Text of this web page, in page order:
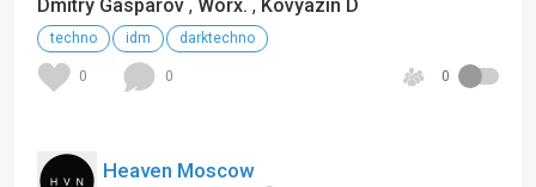
Dmitry Gasparov , Worx. , Kovyazin D
techno idm darktechno
0 0 0
Heaven Moscow